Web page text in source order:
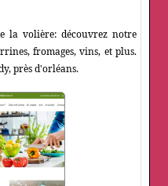
la volière: découvrez notre
fromages, vins, et plus.
près d'orléans.